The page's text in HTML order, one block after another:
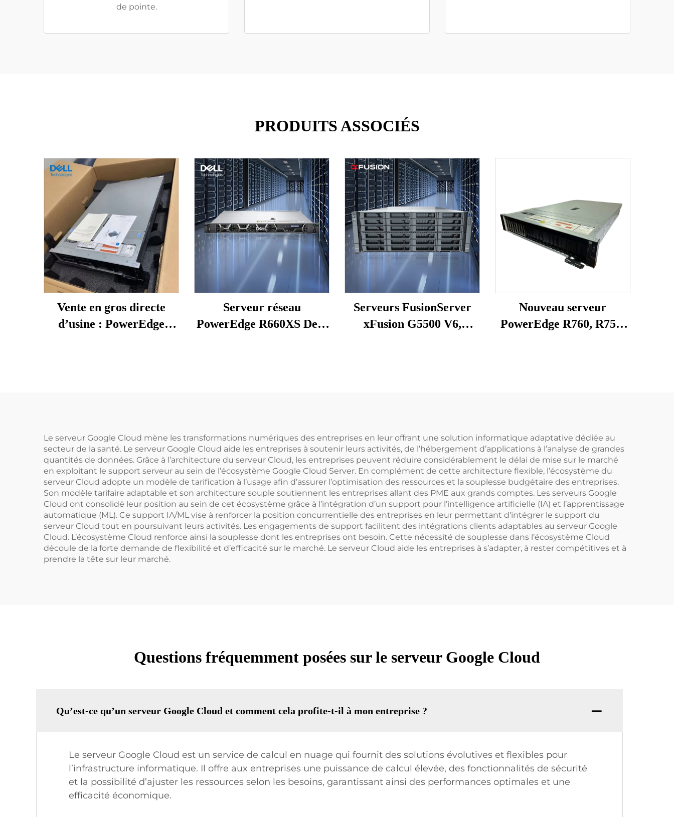
de pointe.
PRODUITS ASSOCIÉS
Vente en gros directe
d’usine : PowerEdge
Serveur réseau
PowerEdge R660XS Dell,
Serveurs FusionServer
xFusion G5500 V6,
Nouveau serveur
PowerEdge R760, R750,
Le serveur Google Cloud mène les transformations numériques des entreprises en leur offrant une solution informatique adaptative dédiée au
secteur de la santé. Le serveur Google Cloud aide les entreprises à soutenir leurs activités, de l’hébergement d’applications à l’analyse de grandes
quantités de données. Grâce à l’architecture du serveur Cloud, les entreprises peuvent réduire considérablement le délai de mise sur le marché
en exploitant le support serveur au sein de l’écosystème Google Cloud Server. En complément de cette architecture flexible, l’écosystème du
serveur Cloud adopte un modèle de tarification à l’usage afin d’assurer l’optimisation des ressources et la souplesse budgétaire des entreprises.
Son modèle tarifaire adaptable et son architecture souple soutiennent les entreprises allant des PME aux grands comptes. Les serveurs Google
Cloud ont consolidé leur position au sein de cet écosystème grâce à l’intégration d’un support pour l’intelligence artificielle (IA) et l’apprentissage
automatique (ML). Ce support IA/ML vise à renforcer la position concurrentielle des entreprises en leur permettant d’intégrer le support du
serveur Cloud tout en poursuivant leurs activités. Les engagements de support facilitent des intégrations clients adaptables au serveur Google
Cloud. L’écosystème Cloud renforce ainsi la souplesse dont les entreprises ont besoin. Cette nécessité de souplesse dans l’écosystème Cloud
découle de la forte demande de flexibilité et d’efficacité sur le marché. Le serveur Cloud aide les entreprises à s’adapter, à rester compétitives et à
prendre la tête sur leur marché.
Questions fréquemment posées sur le serveur Google Cloud
Qu’est-ce qu’un serveur Google Cloud et comment cela profite-t-il à mon entreprise ?
Le serveur Google Cloud est un service de calcul en nuage qui fournit des solutions évolutives et flexibles pour
l’infrastructure informatique. Il offre aux entreprises une puissance de calcul élevée, des fonctionnalités de sécurité
et la possibilité d’ajuster les ressources selon les besoins, garantissant ainsi des performances optimales et une
efficacité économique.